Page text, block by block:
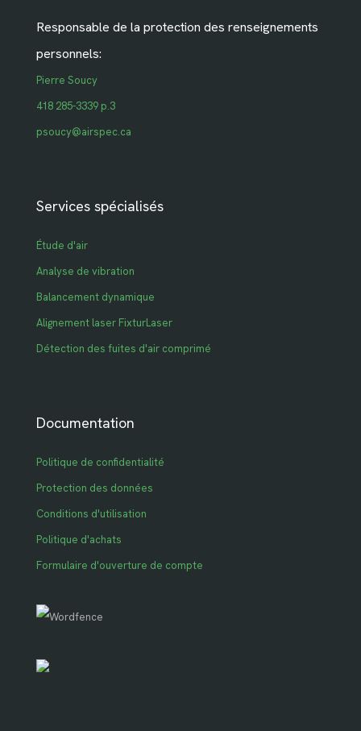
Responsable de la protection des renseignements
personnels:
Pierre Soucy
418 285-3339 p.3
psoucy@airspec.ca
Services spécialisés
Étude d'air
Analyse de vibration
Balancement dynamique
Alignement laser FixturLaser
Détection des fuites d'air comprimé
Documentation
Politique de confidentialité
Protection des données
Conditions d'utilisation
Politique d'achats
Formulaire d'ouverture de compte